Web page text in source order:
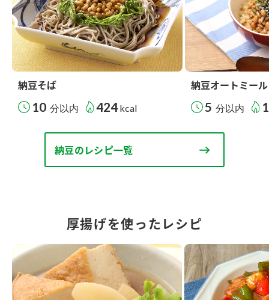
納豆そば
10 分以内 424 kcal
納豆オートミール
5 分以内
納豆のレシピ一覧
厚揚げを使ったレシピ